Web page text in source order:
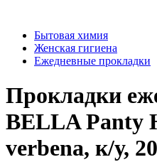
Бытовая химия
Женская гигиена
Ежедневные прокладки
Прокладки
BELLA Panty
verbena, к/у,